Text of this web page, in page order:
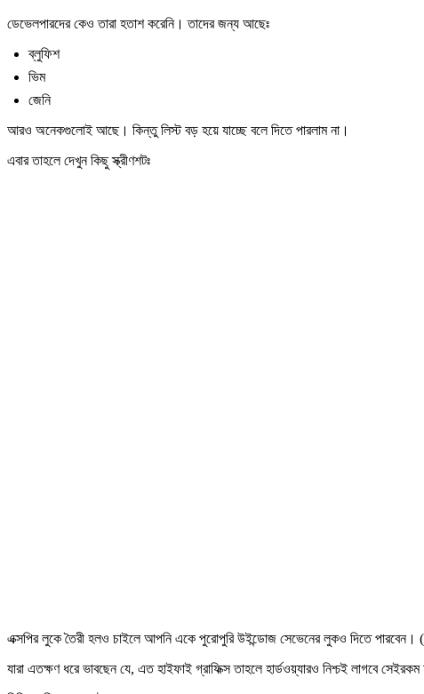
ডেভেলপারদের কেও তারা হতাশ করেনি। তাদের জন্য আছেঃ
ব্লুফিশ
ভিম
জেনি
আরও অনেকগুলোই আছে। কিন্তু লিস্ট বড় হয়ে যাচ্ছে বলে দিতে পারলাম না।
এবার তাহলে দেখুন কিছু স্ক্রীণশটঃ
এক্সপির লুকে তৈরী হলও চাইলে আপনি একে পুরোপুরি উইন্ডোজ সেভেনের লুকও দিতে পারবেন।
যারা এতক্ষণ ধরে ভাবছেন যে, এত হাইফাই গ্রাফিক্স তাহলে হার্ডওয়্যারও নিশ্চই লাগবে